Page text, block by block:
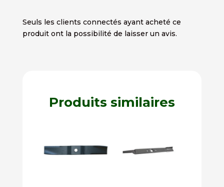
Seuls les clients connectés ayant acheté ce
produit ont la possibilité de laisser un avis.
Produits similaires